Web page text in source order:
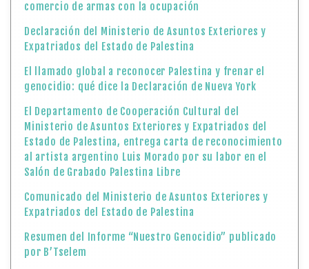
comercio de armas con la ocupación
Declaración del Ministerio de Asuntos Exteriores y
Expatriados del Estado de Palestina
El llamado global a reconocer Palestina y frenar el
genocidio: qué dice la Declaración de Nueva York
El Departamento de Cooperación Cultural del
Ministerio de Asuntos Exteriores y Expatriados del
Estado de Palestina, entrega carta de reconocimiento
al artista argentino Luis Morado por su labor en el
Salón de Grabado Palestina Libre
Comunicado del Ministerio de Asuntos Exteriores y
Expatriados del Estado de Palestina
Resumen del Informe “Nuestro Genocidio” publicado
por B’Tselem